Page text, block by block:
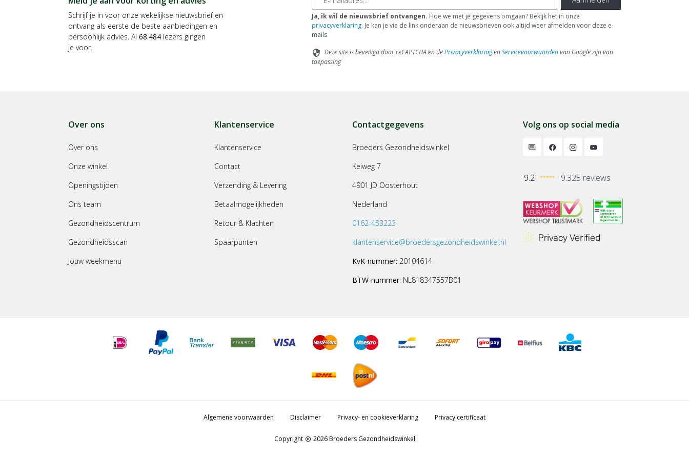
Schrijf je in voor onze wekelijkse nieuwsbrief en
ontvang als eerste de beste aanbiedingen en
persoonlijk advies. Al 68.484 lezers gingen
je voor.
Ja, ik wil de nieuwsbrief ontvangen. Hoe we met je gegevens omgaan? Bekijk het in onze
privacyverklaring. Je kan je via de link onderaan de nieuwsbrieven ook altijd weer afmelden voor deze e-
mails
security Deze site is beveiligd door reCAPTCHA en dePrivacyverklaringenServicevoorwaardenvan Google zijn van
toepassing
Over ons
Over ons
Onze winkel
Openingstijden
Ons team
Gezondheidscentrum
Gezondheidsscan
Jouw weekmenu
Klantenservice
Klantenservice
Contact
Verzending & Levering
Betaalmogelijkheden
Retour & Klachten
Spaarpunten
Contactgegevens
Broeders Gezondheidswinkel
Keiweg 7
4901 JD Oosterhout
Nederland
0162-453223
klantenservice@broedersgezondheidswinkel.nl
KvK-nummer: 20104614
BTW-nummer: NL818347557B01
Volg ons op social media
9.2 9.325 reviews
Algemene voorwaarden Disclaimer Privacy- en cookieverklaring Privacy certificaat
Copyright copyright 2026 Broeders Gezondheidswinkel